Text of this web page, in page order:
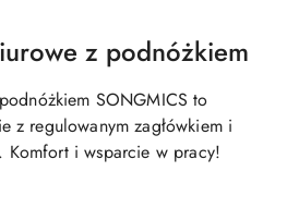
z podnóżkiem
SONGMICS to
z regulowanym zagłówkiem i
Komfort i wsparcie w pracy!